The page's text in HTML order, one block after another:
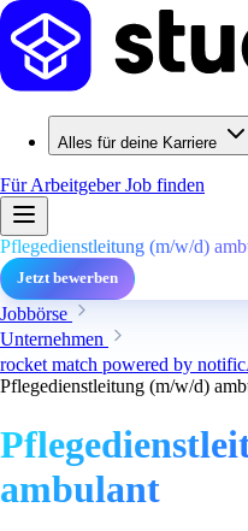
Alles für deine Karriere
Für ArbeitgeberJob finden
Pflegedienstleitung (m/w/d)
Jetzt bewerben
Jobbörse
Unternehmen
rocket match powered by
Pflegedienstleitung (m/w/d)
ambulant